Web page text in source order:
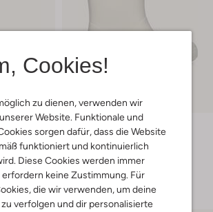
Cookies!
zu dienen, verwenden wir
Website. Funktionale und
sorgen dafür, dass die Website
funktioniert und kontinuierlich
Diese Cookies werden immer
keine Zustimmung. Für
die wir verwenden, um deine
verfolgen und dir personalisierte
Igor
Gummistiefel
€ 39,95
+ mehr farben